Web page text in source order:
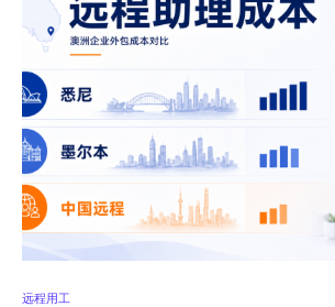
远程用工